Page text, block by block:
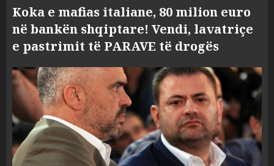
Koka e mafias italiane, 80 milion euro
në bankën shqiptare! Vendi, lavatriçe
e pastrimit të PARAVE të drogës